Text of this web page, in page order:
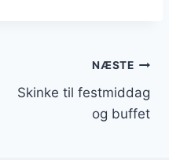
NÆSTE
Skinke til festmiddag
og buffet